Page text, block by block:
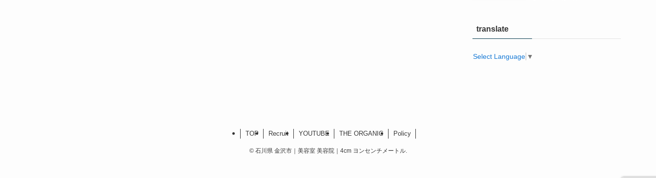
translate
Select Language ▼
TOP Recruit YOUTUBE THE ORGANIC Policy
©石川県 金沢市｜美容室 美容院｜4cm ヨンセンチメートル.